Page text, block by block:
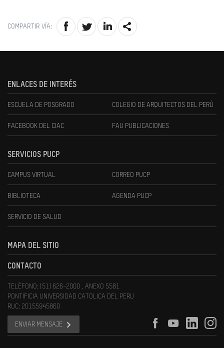
COMPARTIR VÍA:
ENLACES DE INTERÉS
ESCUELA DE POSGRADO COLEGIO DE ARQUITECTOS DEL PERÚ
FACEBOOK DEL CIAC FAU PUBLICACIONES
SERVICIOS PUCP
CAMPUS VIRTUAL CORREO PUCP
BIBLIOTECA AGENDA PUCP
SERVICIO DE SALUD
MAPA DEL SITIO
CONTACTO
TELÉFONO: (51) 626-2000 , ANEXO 5581
PONTIFICIA UNIVERSIDAD CATOLICA DEL PERU
RUC: 20155945860
ENVIAR MENSAJE